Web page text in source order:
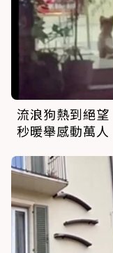
流浪狗熱到絕
秒暖舉感動萬人